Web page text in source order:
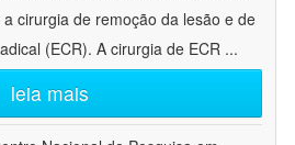
cirurgia de remoção da lesão e de
(ECR). A cirurgia de ECR ...
leia mais